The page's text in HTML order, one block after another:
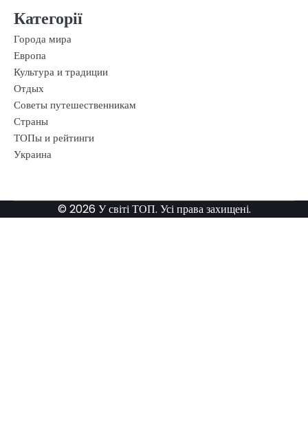
Категорії
Города мира
Европа
Культура и традиции
Отдых
Советы путешественникам
Страны
ТОПы и рейтинги
Украина
© 2026 У світі ТОП. Усі права захищені.